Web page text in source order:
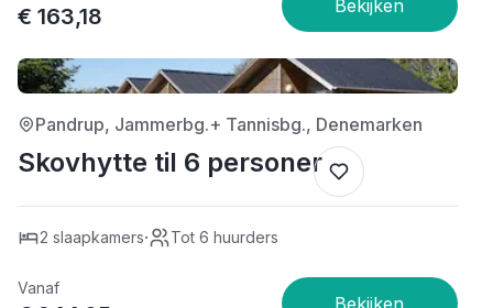
€ 163,18
Pandrup, Jammerbg.+ Tannisbg., Denemarken
Skovhytte til 6 personer
2 slaapkamers· Tot 6 huurders
Vanaf